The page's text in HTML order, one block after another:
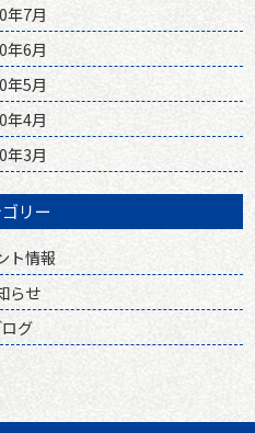
年7月
年6月
年5月
年4月
年3月
リー
ト情報
らせ
グ